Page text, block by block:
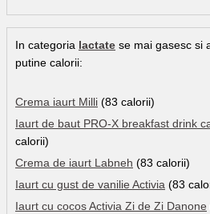
In categoria lactate se mai gasesc si
putine calorii:
Crema iaurt Milli (83 calorii)
Iaurt de baut PRO-X breakfast drink
calorii)
Crema de iaurt Labneh (83 calorii)
Iaurt cu gust de vanilie Activia (83
Iaurt cu cocos Activia Zi de Zi Danone